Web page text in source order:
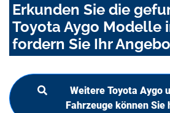
Erkunden Sie die
Toyota Aygo Modelle
fordern Sie Ihr
Weitere Toyota Aygo
Fahrzeuge können Sie